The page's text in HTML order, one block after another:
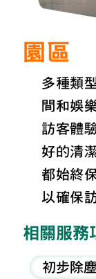
園區
多種類
間和娛
訪客體
好的清
都始終
以確保
相關服務
初步除塵